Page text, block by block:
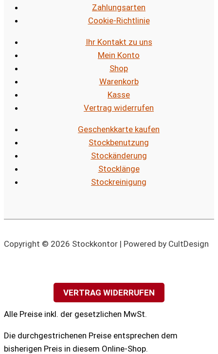
Zahlungsarten
Cookie-Richtlinie
Ihr Kontakt zu uns
Mein Konto
Shop
Warenkorb
Kasse
Vertrag widerrufen
Geschenkkarte kaufen
Stockbenutzung
Stockänderung
Stocklänge
Stockreinigung
Copyright © 2026 Stockkontor | Powered by CultDesign
VERTRAG WIDERRUFEN
Alle Preise inkl. der gesetzlichen MwSt.
Die durchgestrichenen Preise entsprechen dem
bisherigen Preis in diesem Online-Shop.